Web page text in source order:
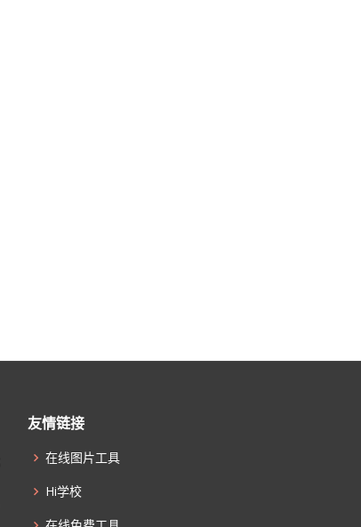
友情链接
在线图片工具
Hi学校